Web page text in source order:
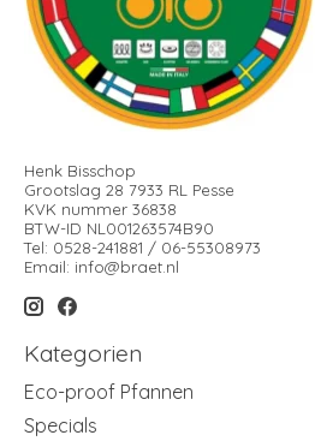
Henk Bisschop
Grootslag 28 7933 RL Pesse
KVK nummer 36838
BTW-ID NL001263574B90
Tel: 0528-241881 / 06-55308973
Email: info@braet.nl
Kategorien
Eco-proof Pfannen
Specials